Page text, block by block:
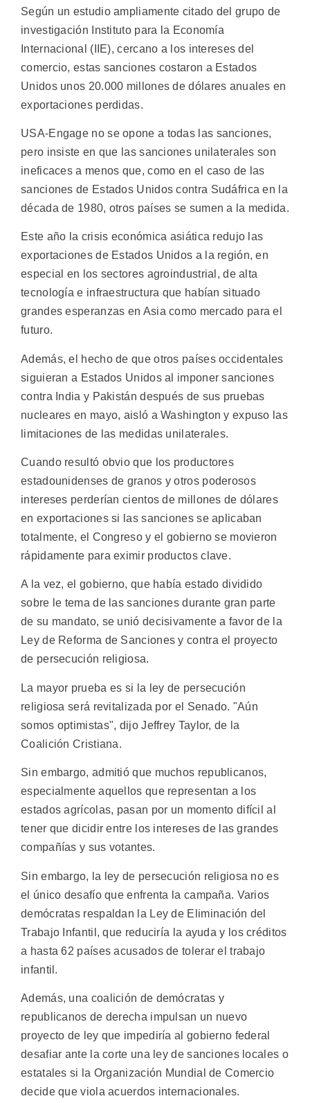
Según un estudio ampliamente citado del grupo de
investigación Instituto para la Economía
Internacional (IIE), cercano a los intereses del
comercio, estas sanciones costaron a Estados
Unidos unos 20.000 millones de dólares anuales en
exportaciones perdidas.
USA-Engage no se opone a todas las sanciones,
pero insiste en que las sanciones unilaterales son
ineficaces a menos que, como en el caso de las
sanciones de Estados Unidos contra Sudáfrica en la
década de 1980, otros países se sumen a la medida.
Este año la crisis económica asiática redujo las
exportaciones de Estados Unidos a la región, en
especial en los sectores agroindustrial, de alta
tecnología e infraestructura que habían situado
grandes esperanzas en Asia como mercado para el
futuro.
Además, el hecho de que otros países occidentales
siguieran a Estados Unidos al imponer sanciones
contra India y Pakistán después de sus pruebas
nucleares en mayo, aisló a Washington y expuso las
limitaciones de las medidas unilaterales.
Cuando resultó obvio que los productores
estadounidenses de granos y otros poderosos
intereses perderían cientos de millones de dólares
en exportaciones si las sanciones se aplicaban
totalmente, el Congreso y el gobierno se movieron
rápidamente para eximir productos clave.
A la vez, el gobierno, que había estado dividido
sobre le tema de las sanciones durante gran parte
de su mandato, se unió decisivamente a favor de la
Ley de Reforma de Sanciones y contra el proyecto
de persecución religiosa.
La mayor prueba es si la ley de persecución
religiosa será revitalizada por el Senado. "Aún
somos optimistas", dijo Jeffrey Taylor, de la
Coalición Cristiana.
Sin embargo, admitió que muchos republicanos,
especialmente aquellos que representan a los
estados agrícolas, pasan por un momento difícil al
tener que dicidir entre los intereses de las grandes
compañías y sus votantes.
Sin embargo, la ley de persecución religiosa no es
el único desafío que enfrenta la campaña. Varios
demócratas respaldan la Ley de Eliminación del
Trabajo Infantil, que reduciría la ayuda y los créditos
a hasta 62 países acusados de tolerar el trabajo
infantil.
Además, una coalición de demócratas y
republicanos de derecha impulsan un nuevo
proyecto de ley que impediría al gobierno federal
desafiar ante la corte una ley de sanciones locales o
estatales si la Organización Mundial de Comercio
decide que viola acuerdos internacionales.